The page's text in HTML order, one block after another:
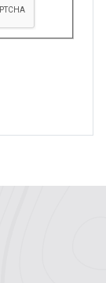
u een mens